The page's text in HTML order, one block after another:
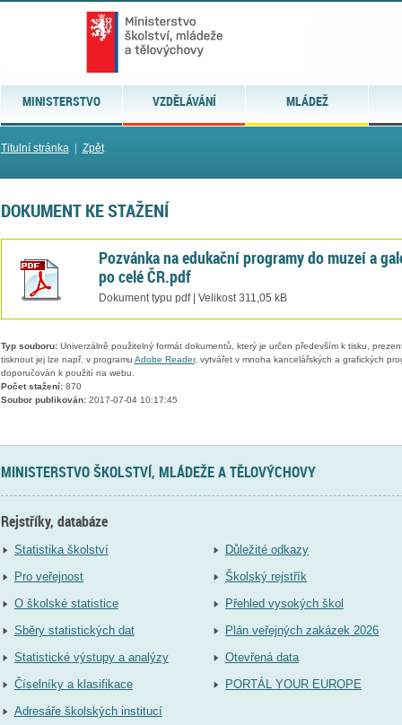
MINISTERSTVO VZDĚLÁVÁNÍ MLÁDEŽ
Titulní stránka| Zpět
DOKUMENT KE STAŽENÍ
Pozvánka na edukační programy do muzeí a
po celé ČR.pdf
Dokument typu pdf | Velikost 311,05 kB
Typ souboru:Univerzálně použitelný formát dokumentů, který je určen především k tisku,
tisknout jej lze např. v programu Adobe Reader, vytvářet v mnoha kancelářských a grafických
doporučován k použití na webu.
Počet stažení:870
Soubor publikován:2017-07-04 10:17:45
MINISTERSTVO ŠKOLSTVÍ, MLÁDEŽE A TĚLOVÝCHOVY
Rejstříky, databáze
Statistika školství
Pro veřejnost
O školské statistice
Sběry statistických dat
Statistické výstupy a analýzy
Číselníky a klasifikace
Adresáře školských institucí
Důležité odkazy
Školský rejstřík
Přehled vysokých škol
Plán veřejných zakázek 2026
Otevřená data
PORTÁL YOUR EUROPE